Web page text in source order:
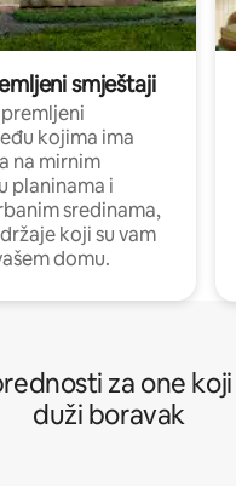
smještaji
kojima ima
na mirnim
planinama i
sredinama,
koji su vam
domu.
za one
duži boravak